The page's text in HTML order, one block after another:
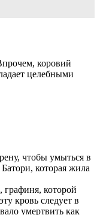
коровий
целебными
чтобы умыться в
которая жила
графиня, которой
кровь следует в
умертвить как